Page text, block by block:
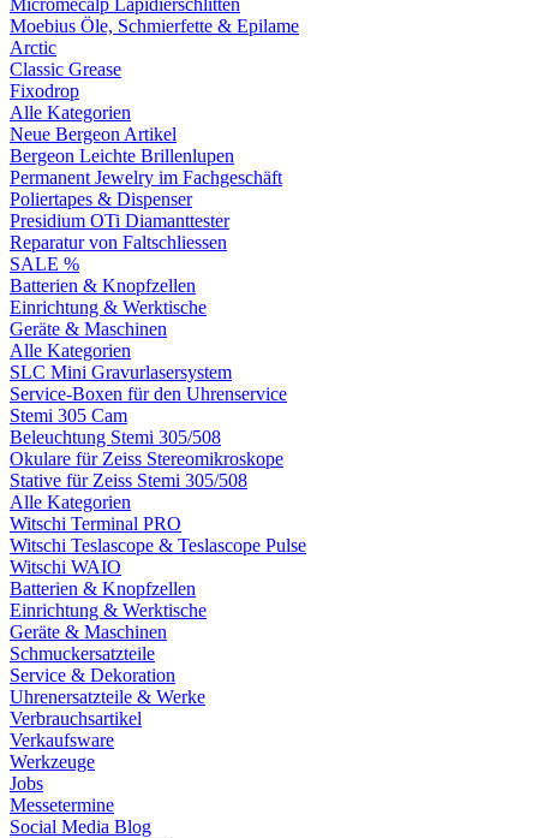
Micromecalp Lapidierschlitten
Moebius Öle, Schmierfette & Epilame
Arctic
Classic Grease
Fixodrop
Alle Kategorien
Neue Bergeon Artikel
Bergeon Leichte Brillenlupen
Permanent Jewelry im Fachgeschäft
Poliertapes & Dispenser
Presidium OTi Diamanttester
Reparatur von Faltschliessen
SALE %
Batterien & Knopfzellen
Einrichtung & Werktische
Geräte & Maschinen
Alle Kategorien
SLC Mini Gravurlasersystem
Service-Boxen für den Uhrenservice
Stemi 305 Cam
Beleuchtung Stemi 305/508
Okulare für Zeiss Stereomikroskope
Stative für Zeiss Stemi 305/508
Alle Kategorien
Witschi Terminal PRO
Witschi Teslascope & Teslascope Pulse
Witschi WAIO
Batterien & Knopfzellen
Einrichtung & Werktische
Geräte & Maschinen
Schmuckersatzteile
Service & Dekoration
Uhrenersatzteile & Werke
Verbrauchsartikel
Verkaufsware
Werkzeuge
Jobs
Messetermine
Social Media Blog